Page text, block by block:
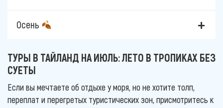
Осень
ТУРЫ В ТАЙЛАНД НА ИЮЛЬ: ЛЕТО В ТРОПИКАХ БЕЗ
СУЕТЫ
Если вы мечтаете об отдыхе у моря, но не хотите толп,
переплат и перегретых туристических зон, присмотритесь к